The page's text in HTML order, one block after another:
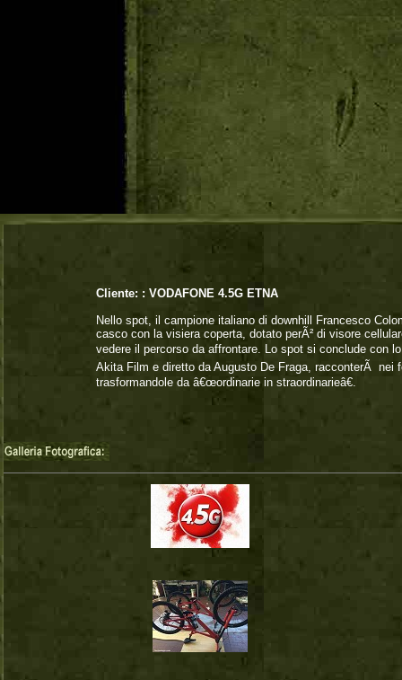
Cliente: : VODAFONE 4.5G ETNA
Nello spot, il campione italiano di downhill Francesco
casco con la visiera coperta, dotato perÃ² di visore
vedere il percorso da affrontare. Lo spot si conclude con
Akita Film e diretto da Augusto De Fraga, racconterÃ nei
trasformandole da â€œordinarie in straordinarieâ€.